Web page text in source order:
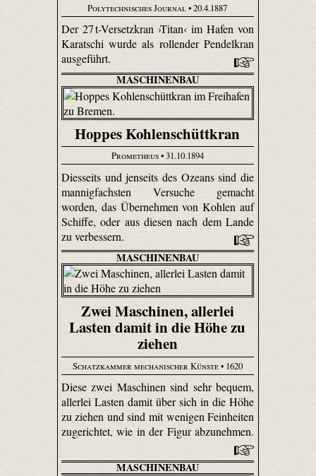
Polytechnisches Journal• 20.4.1887
Der 27 t-Versetzkran ›Titan‹ im Hafen von
Karatschi wurde als rollender Pendelkran
ausgeführt.
MASCHINENBAU
Hoppes Kohlenschüttkran
Prometheus• 31.10.1894
Diesseits und jenseits des Ozeans sind die
mannigfachsten Versuche gemacht
worden, das Übernehmen von Kohlen auf
Schiffe, oder aus diesen nach dem Lande
zu verbessern.
MASCHINENBAU
Zwei Maschinen, allerlei
Lasten damit in die Höhe zu
ziehen
Schatzkammer mechanischer Künste• 1620
Diese zwei Maschinen sind sehr bequem,
allerlei Lasten damit über sich in die Höhe
zu ziehen und sind mit wenigen Feinheiten
zugerichtet, wie in der Figur abzunehmen.
MASCHINENBAU